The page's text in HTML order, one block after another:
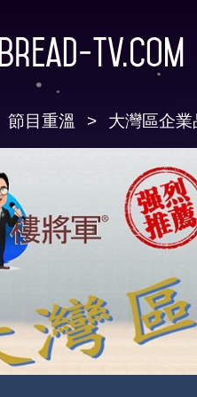
Bread-TV.com
節目重溫 大灣區企業